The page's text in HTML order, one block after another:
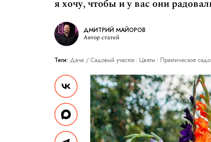
я хочу, чтобы и у вас они
ДМИТРИЙ МАЙОРОВ
Автор статей
Теги: Дача / Cадовый участок Цветы Практическое